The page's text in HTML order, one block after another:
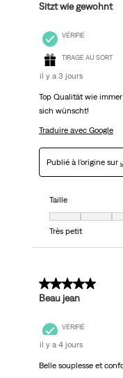
Sitzt wie gewohnt
VÉRIFIÉ
TIRAGE AU SORT
il y a 3 jours
Top Qualität wie
sich wünscht!
Traduire avec Google
Publié à l'origine sur
Taille
Taille, 4 sur 7, où 1
Très petit
5 sur 5 étoiles.
Beau jean
VÉRIFIÉ
il y a 4 jours
Belle souplesse et